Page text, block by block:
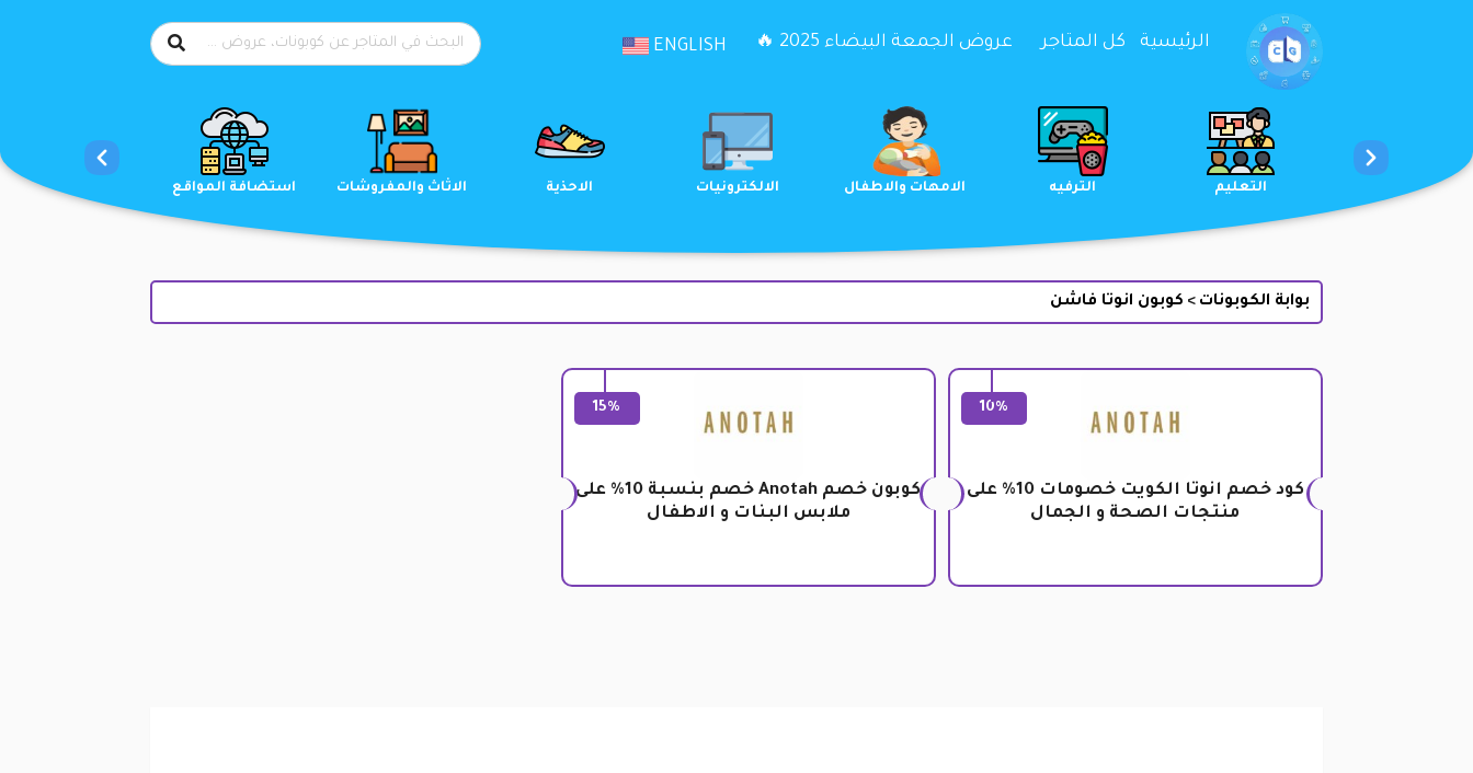
تخطي إلى المحتوى
الرئيسية كل المتاجر عروض الجمعة البيضاء 2025 🔥 ENGLISH
استضافة المواقع الاثاث والمفروشات الاحذية الالكترونيات الامهات والاطفال الترفيه التعليم الجمال والعناية الخدمات
بوابة الكوبونات > كوبون انوتا فاشن
10%
كود خصم انوتا الكويت خصومات 10% على
منتجات الصحة و الجمال
15%
كوبون خصم Anotah خصم بنسبة 10% على
ملابس البنات و الاطفال